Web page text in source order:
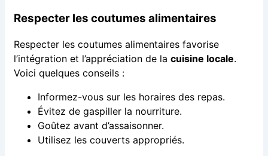
Respecter les coutumes alimentaires
Respecter les coutumes alimentaires favorise
l’intégration et l’appréciation de la cuisine locale.
Voici quelques conseils :
Informez-vous sur les horaires des repas.
Évitez de gaspiller la nourriture.
Goûtez avant d’assaisonner.
Utilisez les couverts appropriés.